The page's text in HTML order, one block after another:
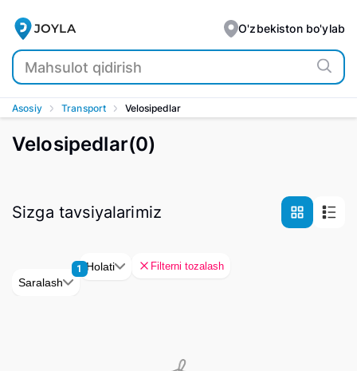
JOYLA O'zbekiston bo'ylab
Asosiy Transport Velosipedlar
Velosipedlar(0)
Sizga tavsiyalarimiz
Saralash
1 Holati Filterni tozalash